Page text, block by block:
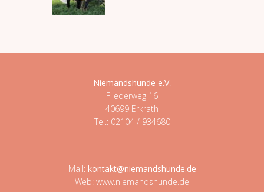
Niemandshunde e.V.
Fliederweg 16
40699 Erkrath
Tel.: 02104 / 934680
Mail: kontakt@niemandshunde.de
Web: www.niemandshunde.de